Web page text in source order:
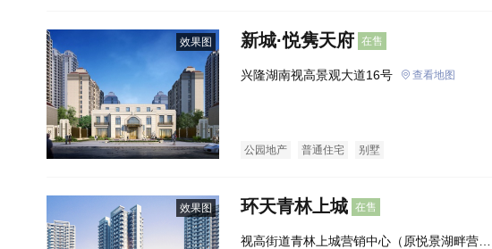
效果图 新城·悦隽天府 在售
兴隆湖南视高景观大道16号 查看地图
公园地产 普通住宅 别墅
效果图 环天青林上城 在售
视高街道青林上城营销中心（原悦景湖畔营销